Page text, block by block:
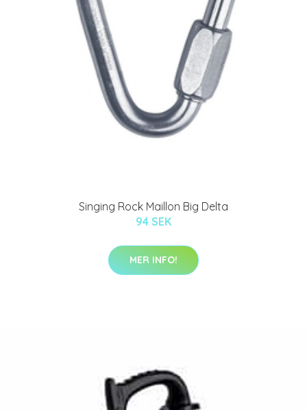
Singing Rock Maillon Big Delta
94 SEK
MER INFO!